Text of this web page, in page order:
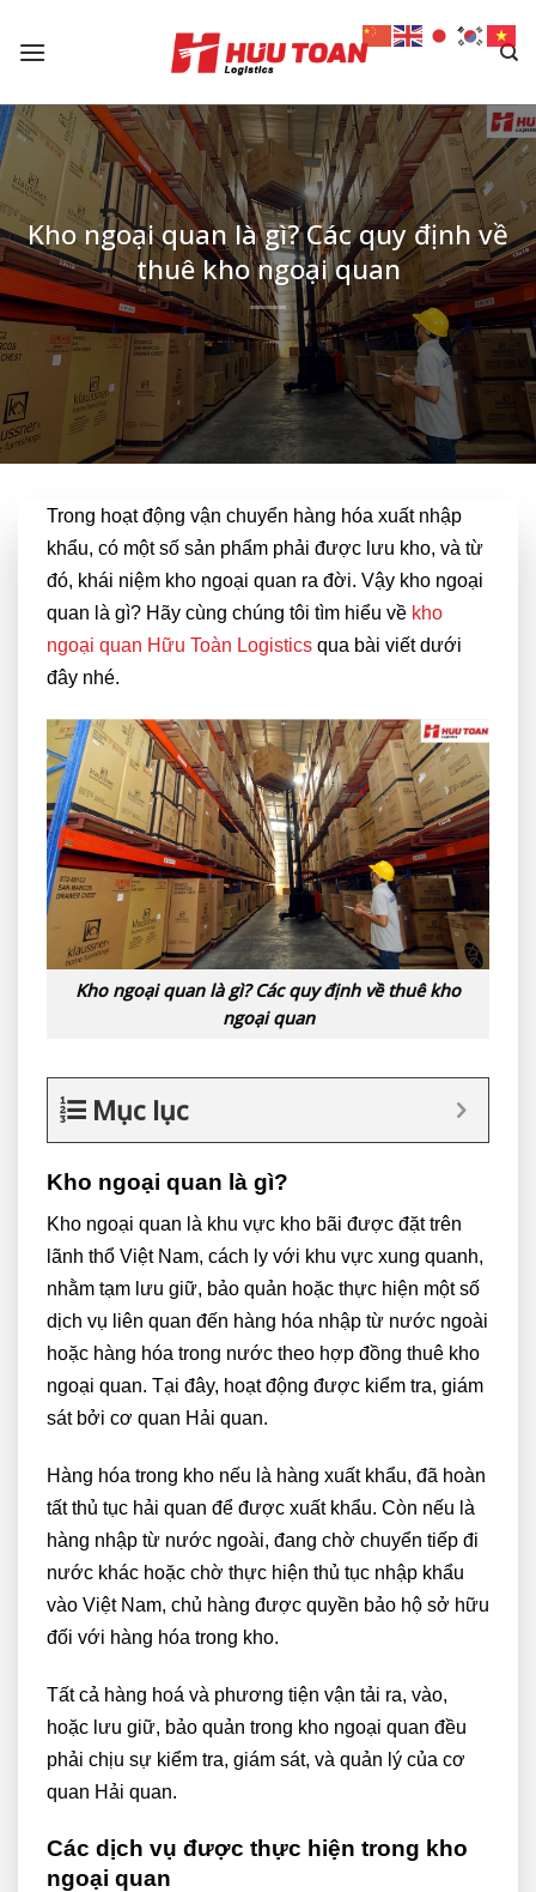
Kho ngoại quan là gì? Các quy định về
thuê kho ngoại quan
Trong hoạt động vận chuyển hàng hóa xuất nhập
khẩu, có một số sản phẩm phải được lưu kho, và từ
đó, khái niệm kho ngoại quan ra đời. Vậy kho ngoại
quan là gì? Hãy cùng chúng tôi tìm hiểu về kho
ngoại quan Hữu Toàn Logistics qua bài viết dưới
đây nhé.
Kho ngoại quan là gì? Các quy định về thuê kho
ngoại quan
Mục lục
Kho ngoại quan là gì?
Kho ngoại quan là khu vực kho bãi được đặt trên
lãnh thổ Việt Nam, cách ly với khu vực xung quanh,
nhằm tạm lưu giữ, bảo quản hoặc thực hiện một số
dịch vụ liên quan đến hàng hóa nhập từ nước ngoài
hoặc hàng hóa trong nước theo hợp đồng thuê kho
ngoại quan. Tại đây, hoạt động được kiểm tra, giám
sát bởi cơ quan Hải quan.
Hàng hóa trong kho nếu là hàng xuất khẩu, đã hoàn
tất thủ tục hải quan để được xuất khẩu. Còn nếu là
hàng nhập từ nước ngoài, đang chờ chuyển tiếp đi
nước khác hoặc chờ thực hiện thủ tục nhập khẩu
vào Việt Nam, chủ hàng được quyền bảo hộ sở hữu
đối với hàng hóa trong kho.
Tất cả hàng hoá và phương tiện vận tải ra, vào,
hoặc lưu giữ, bảo quản trong kho ngoại quan đều
phải chịu sự kiểm tra, giám sát, và quản lý của cơ
quan Hải quan.
Các dịch vụ được thực hiện trong kho
ngoại quan